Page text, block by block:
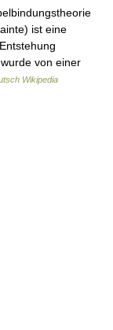
ist eine
von einer
Wikipedia